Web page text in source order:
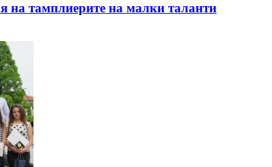
на тамплиерите на малки таланти